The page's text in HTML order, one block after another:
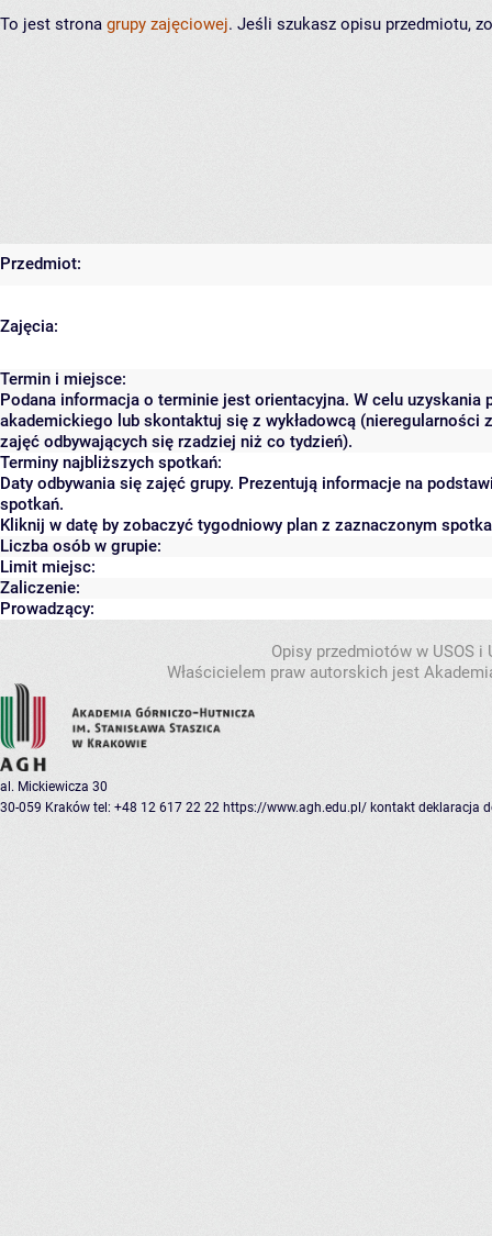
To jest strona grupy zajęciowej. Jeśli szukasz opisu przedmiotu,
Przedmiot:
Zajęcia:
Termin i miejsce:
Podana informacja o terminie jest orientacyjna. W celu
akademickiego lub skontaktuj się z wykładowcą (nieregularności
zajęć odbywających się rzadziej niż co tydzień).
Terminy najbliższych spotkań:
Daty odbywania się zajęć grupy. Prezentują informacje na
spotkań.
Kliknij w datę by zobaczyć tygodniowy plan z zaznaczonym
Liczba osób w grupie:
Limit miejsc:
Zaliczenie:
Prowadzący:
Opisy przedmiotów w USOS
Właścicielem praw autorskich jest
al. Mickiewicza 30
30-059 Kraków tel: +48 12 617 22 22 https://www.agh.edu.pl/ kontakt deklaracja